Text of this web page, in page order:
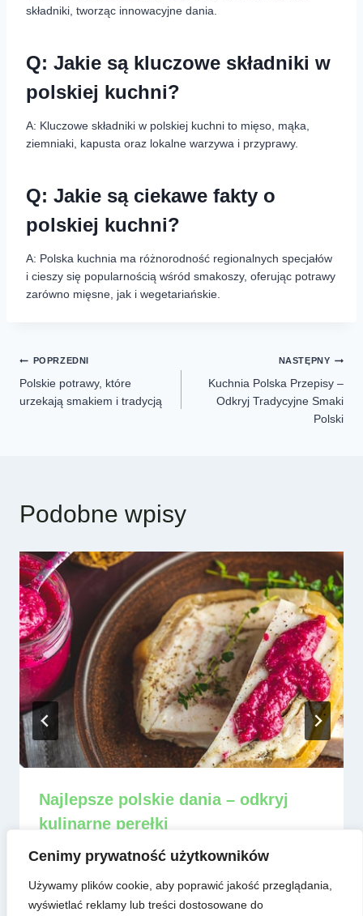
Cenimy prywatność użytkowników
Używamy plików cookie, aby poprawić jakość przeglądania,
wyświetlać reklamy lub treści dostosowane do
składniki, tworząc innowacyjne dania.
Q: Jakie są kluczowe składniki w
polskiej kuchni?
A: Kluczowe składniki w polskiej kuchni to mięso, mąka,
ziemniaki, kapusta oraz lokalne warzywa i przyprawy.
Q: Jakie są ciekawe fakty o
polskiej kuchni?
A: Polska kuchnia ma różnorodność regionalnych specjałów
i cieszy się popularnością wśród smakoszy, oferując potrawy
zarówno mięsne, jak i wegetariańskie.
POPRZEDNI
Polskie potrawy, które
urzekają smakiem i tradycją
NASTĘPNY
Kuchnia Polska Przepisy –
Odkryj Tradycyjne Smaki
Polski
Podobne wpisy
Najlepsze polskie dania – odkryj
kulinarne perełki
Przez admin 8 czerwca, 2025